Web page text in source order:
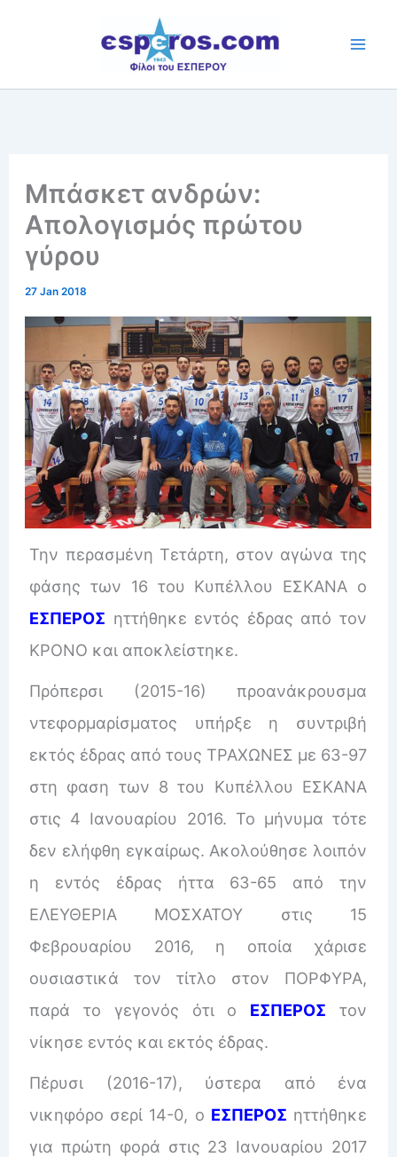
Μπάσκετ ανδρών:
Απολογισμός πρώτου
γύρου
27 Jan 2018
Την περασμένη Τετάρτη, στον αγώνα της
φάσης των 16 του Κυπέλλου ΕΣΚΑΝΑ ο
ΕΣΠΕΡΟΣ ηττήθηκε εντός έδρας από τον
ΚΡΟΝΟ και αποκλείστηκε.
Πρόπερσι (2015-16) προανάκρουσμα
ντεφορμαρίσματος υπήρξε η συντριβή
εκτός έδρας από τους ΤΡΑΧΩΝΕΣ με 63-97
στη φαση των 8 του Κυπέλλου ΕΣΚΑΝΑ
στις 4 Ιανουαρίου 2016. Το μήνυμα τότε
δεν ελήφθη εγκαίρως. Ακολούθησε λοιπόν
η εντός έδρας ήττα 63-65 από την
ΕΛΕΥΘΕΡΙΑ ΜΟΣΧΑΤΟΥ στις 15
Φεβρουαρίου 2016, η οποία χάρισε
ουσιαστικά τον τίτλο στον ΠΟΡΦΥΡΑ,
παρά το γεγονός ότι ο ΕΣΠΕΡΟΣ τον
νίκησε εντός και εκτός έδρας.
Πέρυσι (2016-17), ύστερα από ένα
νικηφόρο σερί 14-0, ο ΕΣΠΕΡΟΣ ηττήθηκε
για πρώτη φορά στις 23 Ιανουαρίου 2017